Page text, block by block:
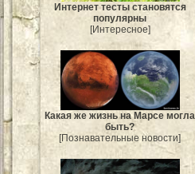
Интернет тесты становятся
популярны
[Интересное]
Какая же жизнь на Марсе могла
быть?
[Познавательные новости]